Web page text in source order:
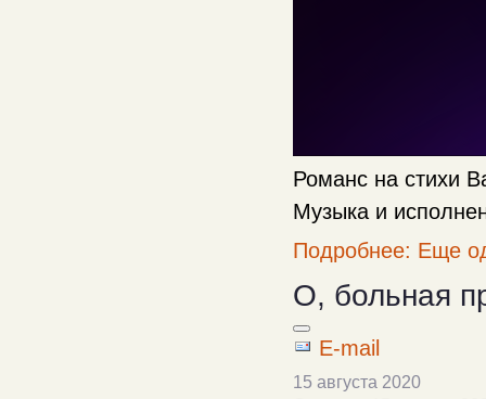
Романс на стихи
Музыка и
Подробнее: Еще
О, больная
E-mail
15 августа 2020